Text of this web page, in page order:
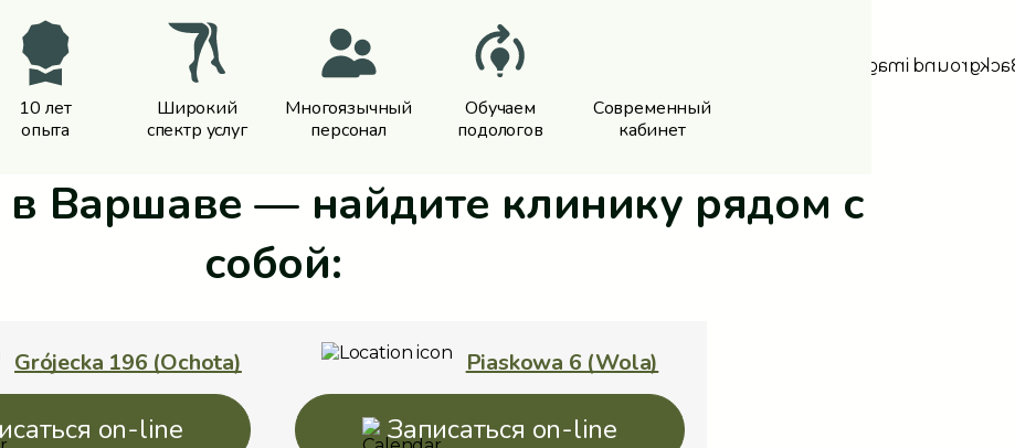
10 лет
опытa
Широкий
спектр услуг
Многоязычный
персонал
Обучаем
подологов
Современный
кабинет
Варшаве — найдите клинику рядом с
собой:
Grójecka 196 (Ochota)
on-line
Piaskowa 6 (Wola)
Записаться on-line